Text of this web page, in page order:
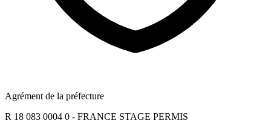
Agrément de la préfecture
R 18 083 0004 0 - FRANCE STAGE PERMIS